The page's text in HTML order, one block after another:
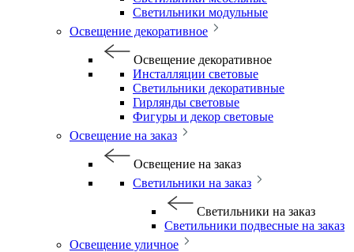
Светильники модульные
Освещение декоративное
Освещение декоративное
Инсталляции световые
Светильники декоративные
Гирлянды световые
Фигуры и декор световые
Освещение на заказ
Освещение на заказ
Светильники на заказ
Светильники на заказ
Светильники подвесные на заказ
Освещение уличное